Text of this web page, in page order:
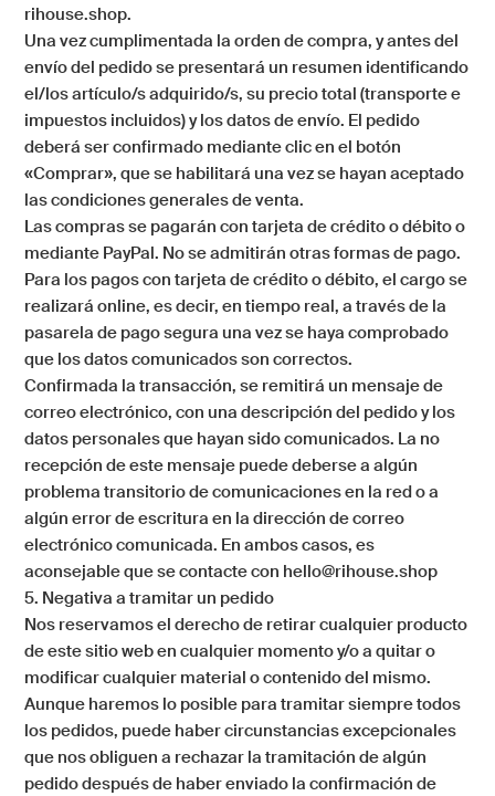
rihouse.shop.
Una vez cumplimentada la orden de compra, y antes del
envío del pedido se presentará un resumen identificando
el/los artículo/s adquirido/s, su precio total (transporte e
impuestos incluidos) y los datos de envío. El pedido
deberá ser confirmado mediante clic en el botón
«Comprar», que se habilitará una vez se hayan aceptado
las condiciones generales de venta.
Las compras se pagarán con tarjeta de crédito o débito o
mediante PayPal. No se admitirán otras formas de pago.
Para los pagos con tarjeta de crédito o débito, el cargo se
realizará online, es decir, en tiempo real, a través de la
pasarela de pago segura una vez se haya comprobado
que los datos comunicados son correctos.
Confirmada la transacción, se remitirá un mensaje de
correo electrónico, con una descripción del pedido y los
datos personales que hayan sido comunicados. La no
recepción de este mensaje puede deberse a algún
problema transitorio de comunicaciones en la red o a
algún error de escritura en la dirección de correo
electrónico comunicada. En ambos casos, es
aconsejable que se contacte con hello@rihouse.shop
5. Negativa a tramitar un pedido
Nos reservamos el derecho de retirar cualquier producto
de este sitio web en cualquier momento y/o a quitar o
modificar cualquier material o contenido del mismo.
Aunque haremos lo posible para tramitar siempre todos
los pedidos, puede haber circunstancias excepcionales
que nos obliguen a rechazar la tramitación de algún
pedido después de haber enviado la confirmación de